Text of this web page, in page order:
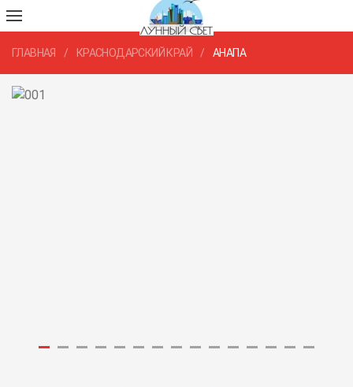
ГЛАВНАЯ КРАСНОДАРСКИЙ КРАЙ АНАПА